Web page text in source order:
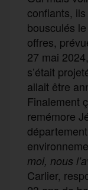
confiants,
bousculés
offres,
27 mai
s’était
allait être
Finalement
remémore
moi, nous
Carlier,